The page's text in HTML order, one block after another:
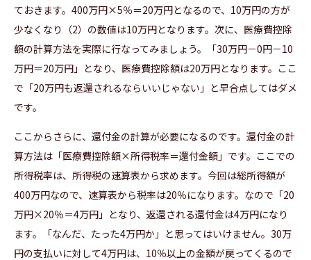
ておきます。400万円×5％＝20万円となるので、10万円の方が
少なくなり（2）の数値は10万円となります。次に、医療費控除
額の計算方法を実際に行なってみましょう。「30万円－0円－10
万円＝20万円」となり、医療費控除額は20万円となります。ここ
で「20万円も返還されるならいいじゃない」と早合点してはダメ
です。
ここからさらに、還付金の計算が必要になるのです。還付金の計
算方法は「医療費控除額×所得税率＝還付金額」です。ここでの
所得税率は、所得税の速算表から求めます。今回は総所得額が
400万円なので、速算表から税率は20％になります。なので「20
万円×20％＝4万円」となり、返還される還付金は4万円になり
ます。「なんだ、たった4万円か」と思ってはいけません。30万
円の支払いに対して4万円は、10％以上の金額が戻ってくるので